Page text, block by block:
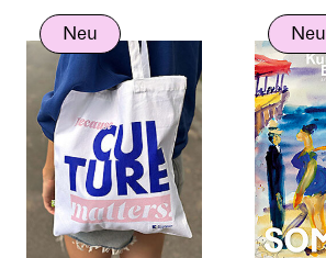
Neu Neu